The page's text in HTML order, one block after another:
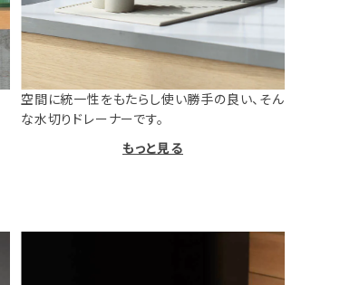
空間に統一性をもたらし使い勝手の良い、そん
な水切りドレーナーです。
もっと見る